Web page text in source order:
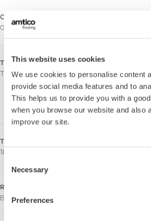
This website uses cookies
We use cookies to personalise content
provide social media features and to
This helps us to provide you with a
when you browse our website and also
improve our site.
Selection
Necessary
Preferences
Couche d'usure
0,3mm
Traitement
Type de finition
Tick
Sans
Oui -
plastifiants
phtalates et
biologique.
Tailles - Fil Droit
184,2 x 1219,2mm
Resistance au feu
Bfl-S1